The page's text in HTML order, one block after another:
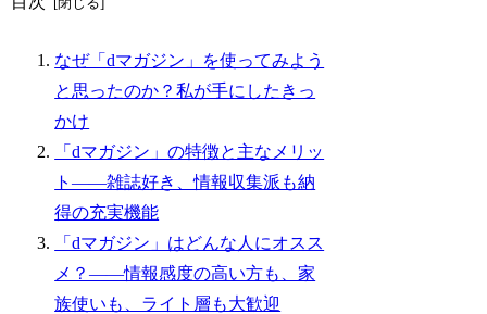
なぜ「dマガジン」を使ってみよう
と思ったのか？私が手にしたきっ
かけ
「dマガジン」の特徴と主なメリッ
ト――雑誌好き、情報収集派も納
得の充実機能
「dマガジン」はどんな人にオスス
メ？――情報感度の高い方も、家
族使いも、ライト層も大歓迎